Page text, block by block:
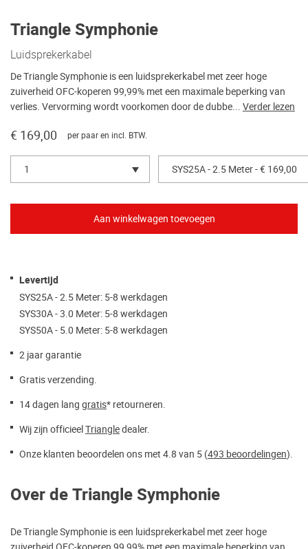
Triangle Symphonie
Luidsprekerkabel
De Triangle Symphonie is een luidsprekerkabel met zeer hoge
zuiverheid OFC-koperen 99,99% met een maximale beperking van
verlies. Vervorming wordt voorkomen door de dubbe... Verder lezen
€ 169,00 per paar en incl. BTW.
1 SYS25A - 2.5 Meter - € 169,00
Levertijd
SYS25A - 2.5 Meter: 5-8 werkdagen
SYS30A - 3.0 Meter: 5-8 werkdagen
SYS50A - 5.0 Meter: 5-8 werkdagen
2 jaar garantie
Gratis verzending.
14 dagen lang gratis* retourneren.
Wij zijn officieelTriangledealer.
Onze klanten beoordelen ons met 4.8 van 5 (493 beoordelingen).
Over de Triangle Symphonie
De Triangle Symphonie is een luidsprekerkabel met zeer hoge